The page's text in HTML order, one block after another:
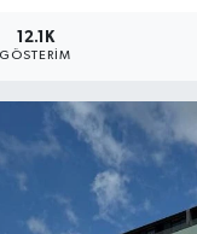
12.1K
GÖSTERIM